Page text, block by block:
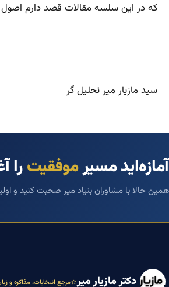
که در این سلسه مقالات قصد دارم اصول
سید مازیار میر تحلیل گر
آمازه‌اید مسیرموفقیترا
همین حالا با مشاوران بنیاد میر صحبت کنید و
دکتر مازیار میر مرجع انتخابات، مذاکره و